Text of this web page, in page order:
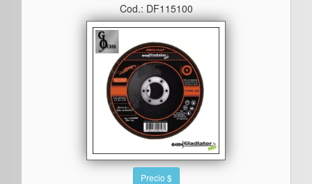
Cod.: DF115100
Precio $